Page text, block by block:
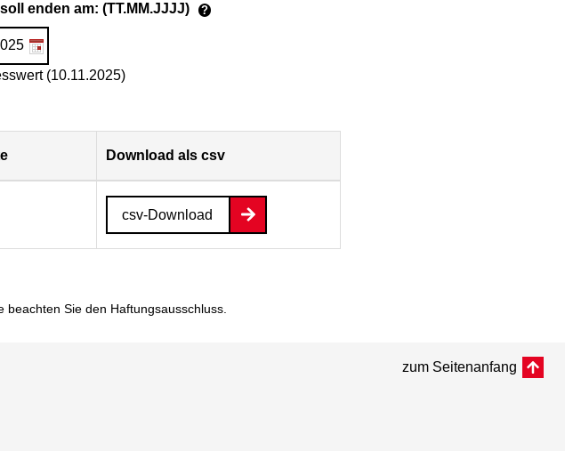
enden am: (TT.MM.JJJJ) ?
(10.11.2025)
Download als csv
csv-Download
beachten Sie den Haftungsausschluss.
zum Seitenanfang